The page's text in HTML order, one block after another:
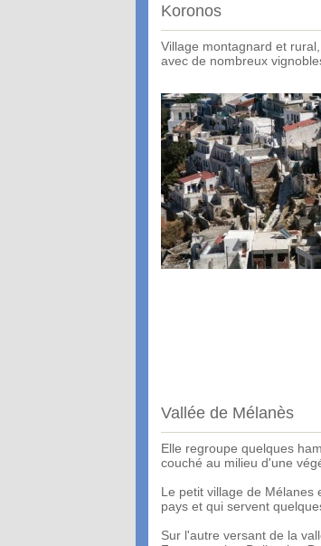
Koronos
Village montagnard et
avec de nombreux
Vallée de Mélanès
Elle regroupe quelques
couché au milieu d'une
Le petit village de Mélanes
pays et qui servent
Sur l'autre versant de la